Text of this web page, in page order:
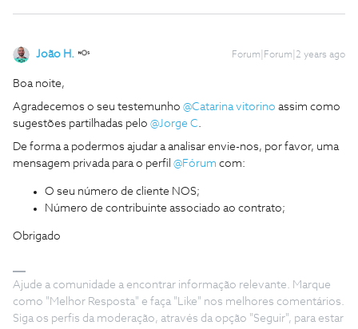
João H. Forum|Forum|2 years ago
Boa noite,
Agradecemos o seu testemunho @Catarina vitorino assim como
sugestões partilhadas pelo @Jorge C.
De forma a podermos ajudar a analisar envie-nos, por favor, uma
mensagem privada para o perfil @Fórum com:
O seu número de cliente NOS;
Número de contribuinte associado ao contrato;
Obrigado
Ajude a comunidade a encontrar informação relevante. Marque
como "Melhor Resposta" e faça "Like" nos melhores comentários.
Siga os perfis da moderação, através da opção "Seguir", para estar